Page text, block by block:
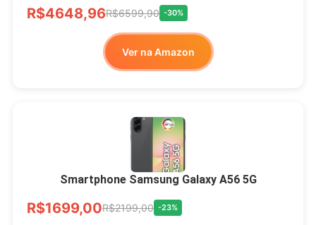
R$4648,96R$6599,90 -30%
Ver na Amazon
Smartphone Samsung Galaxy A56 5G
R$1699,00R$2199,00 -23%